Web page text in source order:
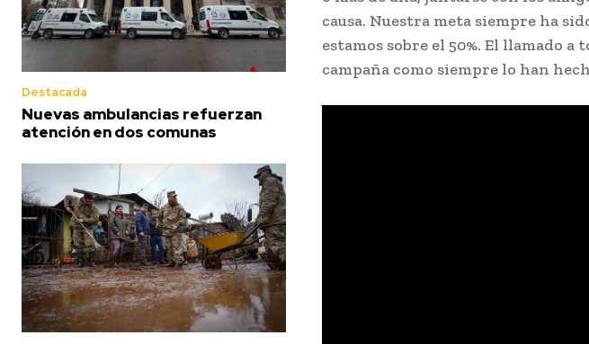
Destacada
Nuevas ambulancias refuerzan
atención en dos comunas
causa. Nuestra meta siempre ha
estamos sobre el 50%. El llamado
campaña como siempre lo han